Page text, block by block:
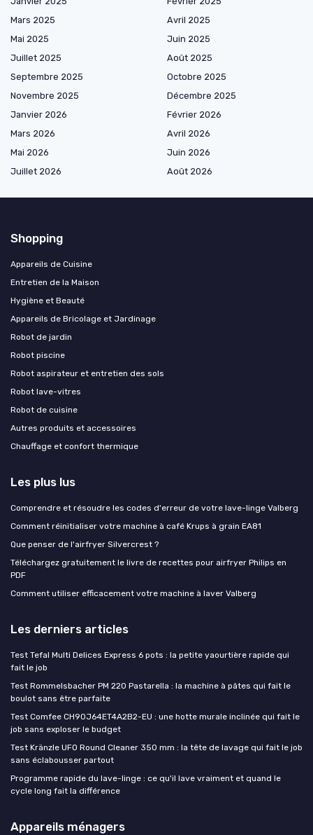
Mars 2025
Avril 2025
Mai 2025
Juin 2025
Juillet 2025
Août 2025
Septembre 2025
Octobre 2025
Novembre 2025
Décembre 2025
Janvier 2026
Février 2026
Mars 2026
Avril 2026
Mai 2026
Juin 2026
Juillet 2026
Août 2026
Shopping
Appareils de Cuisine
Entretien de la Maison
Hygiène et Beauté
Appareils de Bricolage et Jardinage
Robot de jardin
Robot piscine
Robot aspirateur et entretien des sols
Robot lave-vitres
Robot de cuisine
Autres produits et accessoires
Chauffage et confort thermique
Les plus lus
Comprendre et résoudre les codes d'erreur de votre lave-linge Valberg
Comment réinitialiser votre machine à café Krups à grain EA81
Que penser de l'airfryer Silvercrest ?
Téléchargez gratuitement le livre de recettes pour airfryer Philips en
PDF
Comment utiliser efficacement votre machine à laver Valberg
Les derniers articles
Test Tefal Multi Delices Express 6 pots : la petite yaourtière rapide qui
fait le job
Test Rommelsbacher PM 220 Pastarella : la machine à pâtes qui fait le
boulot sans être parfaite
Test Comfee CH90J64ET4A2B2-EU : une hotte murale inclinée qui fait le
job sans exploser le budget
Test Kränzle UFO Round Cleaner 350 mm : la tête de lavage qui fait le job
sans éclabousser partout
Programme rapide du lave-linge : ce qu'il lave vraiment et quand le
cycle long fait la différence
Appareils ménagers